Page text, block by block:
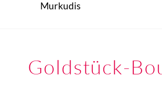
Murkudis
Goldstück-